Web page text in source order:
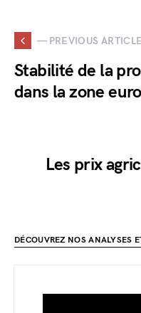
— PREVIOUS ARTICLE
Stabilité de la
dans la zone euro
Les prix
DÉCOUVREZ NOS ANALYSES